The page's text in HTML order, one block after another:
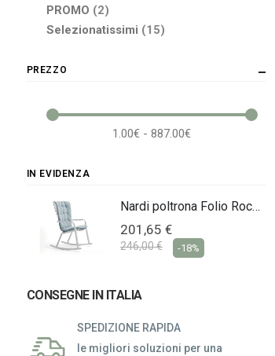
PROMO
2
elementi
Selezionatissimi
15
elementi
PREZZO
1.00€ - 887.00€
IN EVIDENZA
Nardi poltrona Folio Rocking
201,65 €
246,00 € -18%
CONSEGNE IN ITALIA
SPEDIZIONE RAPIDA
le migliori soluzioni per una